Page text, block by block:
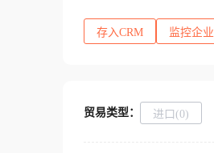
存入CRM 监控企业
贸易类型： 进口(0)